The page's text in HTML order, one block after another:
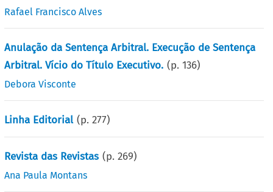
Rafael Francisco Alves
Anulação da Sentença Arbitral. Execução de Sentença
Arbitral. Vício do Título Executivo. (p.136)
Debora Visconte
Linha Editorial (p.277)
Revista das Revistas (p.269)
Ana Paula Montans